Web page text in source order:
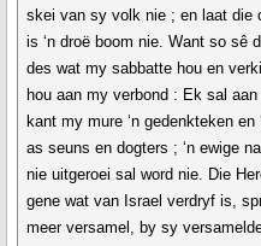
skei van sy volk nie ; en laat die
is ‘n droë boom nie. Want so sê
des wat my sabbatte hou en
hou aan my verbond : Ek sal
kant my mure ‘n gedenkteken
as seuns en dogters ; ‘n ewige
nie uitgeroei sal word nie. Die
gene wat van Israel verdryf is,
meer versamel, by sy